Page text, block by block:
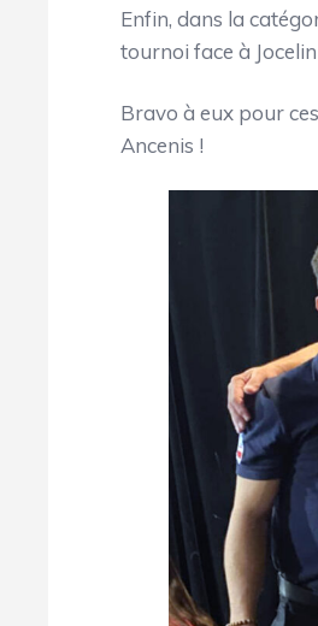
Enfin, dans la
tournoi face à
Bravo à eux pour
Ancenis !